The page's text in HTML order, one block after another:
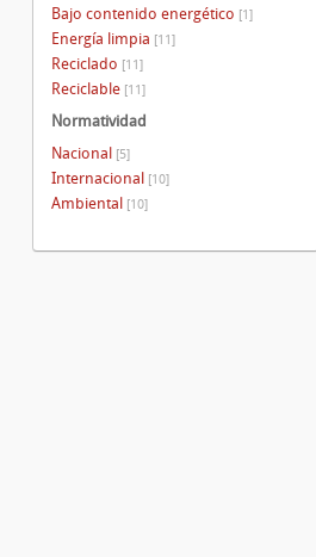
Bajo contenido energético [1]
Energía limpia [11]
Reciclado [11]
Reciclable [11]
Normatividad
Nacional [5]
Internacional [10]
Ambiental [10]